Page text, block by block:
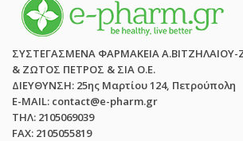
ΣΥΣΤΕΓΑΣΜΕΝΑ ΦΑΡΜΑΚΕΙΑ
& ΖΩΤΟΣ ΠΕΤΡΟΣ & ΣΙΑ Ο.Ε.
ΔΙΕΥΘΥΝΣΗ: 25ης Μαρτίου 124, Πετρούπολη
E-MAIL: contact@e-pharm.gr
ΤΗΛ: 2105069039
FAX: 2105055819